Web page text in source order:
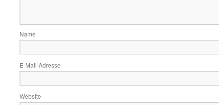
Name
E-Mail-Adresse
Website